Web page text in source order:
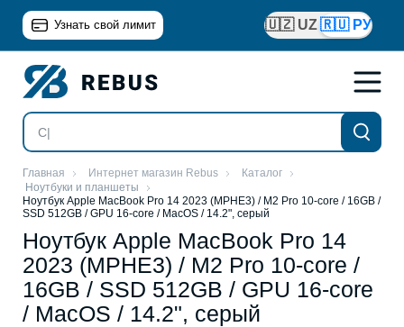
Узнать свой лимит 🇺🇿 UZ🇷🇺 РУ
Главная Интернет магазин Rebus
Каталог
Ноутбуки и планшеты
Ноутбук Apple MacBook Pro 14 2023 (MPHE3) / M2 Pro 10-core / 16GB /
SSD 512GB / GPU 16-core / MacOS / 14.2", серый
Ноутбук Apple MacBook Pro 14
2023 (MPHE3) / M2 Pro 10-core /
16GB / SSD 512GB / GPU 16-core
/ MacOS / 14.2", серый